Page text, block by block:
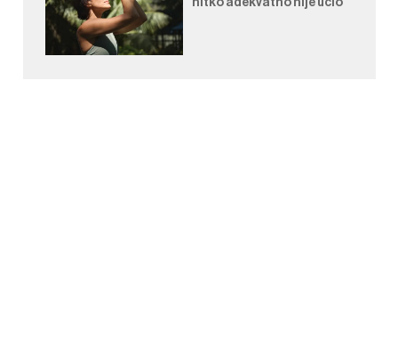
nitko adekvatno nije učio